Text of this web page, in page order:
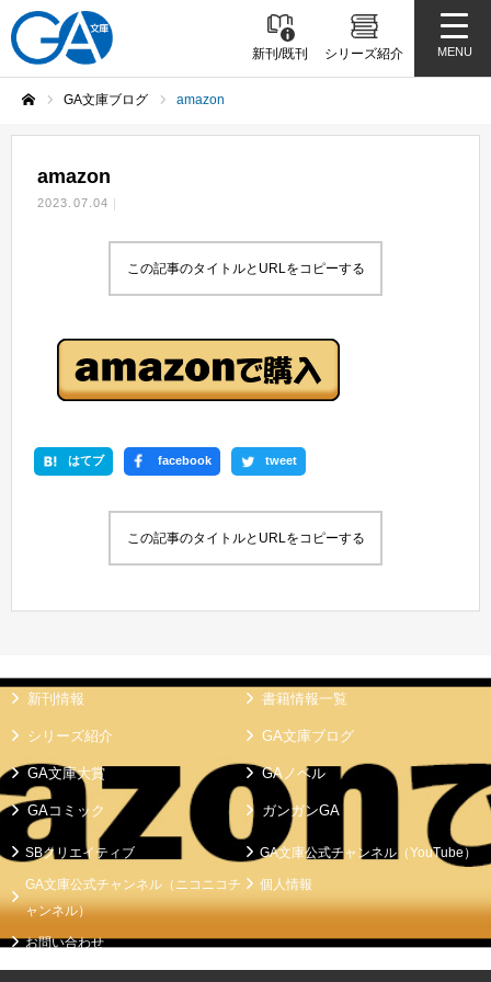
新刊/既刊 シリーズ紹介 MENU
GA文庫ブログ amazon
amazon
2023.07.04
この記事のタイトルとURLをコピーする
はてブ facebook tweet
この記事のタイトルとURLをコピーする
新刊情報 書籍情報一覧
シリーズ紹介 GA文庫ブログ
GA文庫大賞 GAノベル
GAコミック ガンガンGA
SBクリエイティブ GA文庫公式チャンネル（YouTube）
GA文庫公式チャンネル（ニコニコチ
ャンネル）
個人情報
お問い合わせ